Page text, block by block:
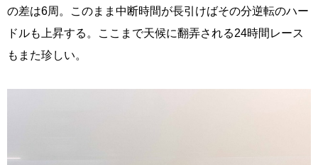
の差は6周。このまま中断時間が長引けばその分逆転のハー
ドルも上昇する。ここまで天候に翻弄される24時間レース
もまた珍しい。